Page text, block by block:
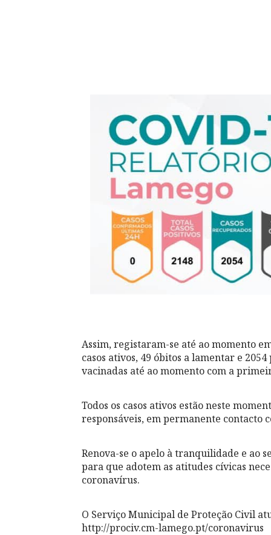
Assim, registaram-se até ao momento
casos ativos, 49 óbitos a lamentar e
vacinadas até ao momento com a
Todos os casos ativos estão neste
responsáveis, em permanente contacto
Renova-se o apelo à tranquilidade e ao
para que adotem as atitudes cívicas
coronavírus.
O Serviço Municipal de Proteção Civil
http://prociv.cm-lamego.pt/coronavirus